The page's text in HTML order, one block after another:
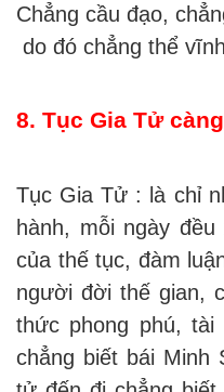
Chẳng cầu đạo,
do đó chẳng thể
8. Tục Gia Tử
Tục Gia Tử : là chỉ
hành, mỗi ngày
của thế tục, đàm
người đời thế gian,
thức phong phú,
chẳng biết bái Minh